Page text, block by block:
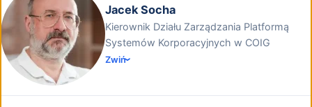
Jacek Socha
Kierownik Działu Zarządzania Platformą
Systemów Korporacyjnych w COIG
Zwiń